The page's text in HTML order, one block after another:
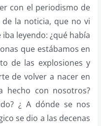
con el periodismo de
la noticia, que no vi
leyendo: ¿qué había
que estábamos en
de las explosiones y
de volver a nacer en
hecho con nosotros?
¿ A dónde se nos
se dio a las decenas